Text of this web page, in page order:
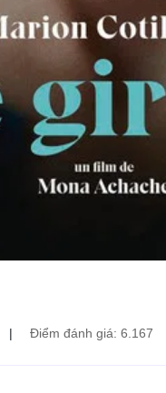
Điểm đánh giá: 6.167